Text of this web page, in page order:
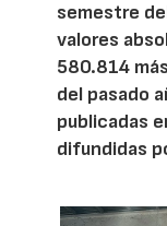
semestre
valores
580.814
del pasado
publicadas
difundidas